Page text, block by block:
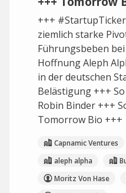
+++
ziemlich starke
Führungsbeben
Hoffnung Aleph
in der deutschen
Belästigung +++
Robin Binder +++
Tomorrow Bio +++
Capnamic Ventures
aleph alpha
Moritz Von Hase